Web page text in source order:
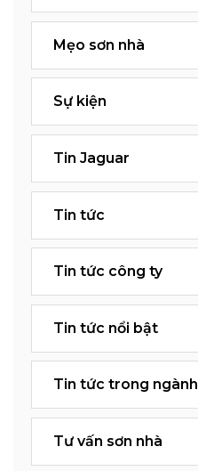
Mẹo sơn nhà
Sự kiện
Tin Jaguar
Tin tức
Tin tức công ty
Tin tức nổi bật
Tin tức trong ngành
Tư vấn sơn nhà